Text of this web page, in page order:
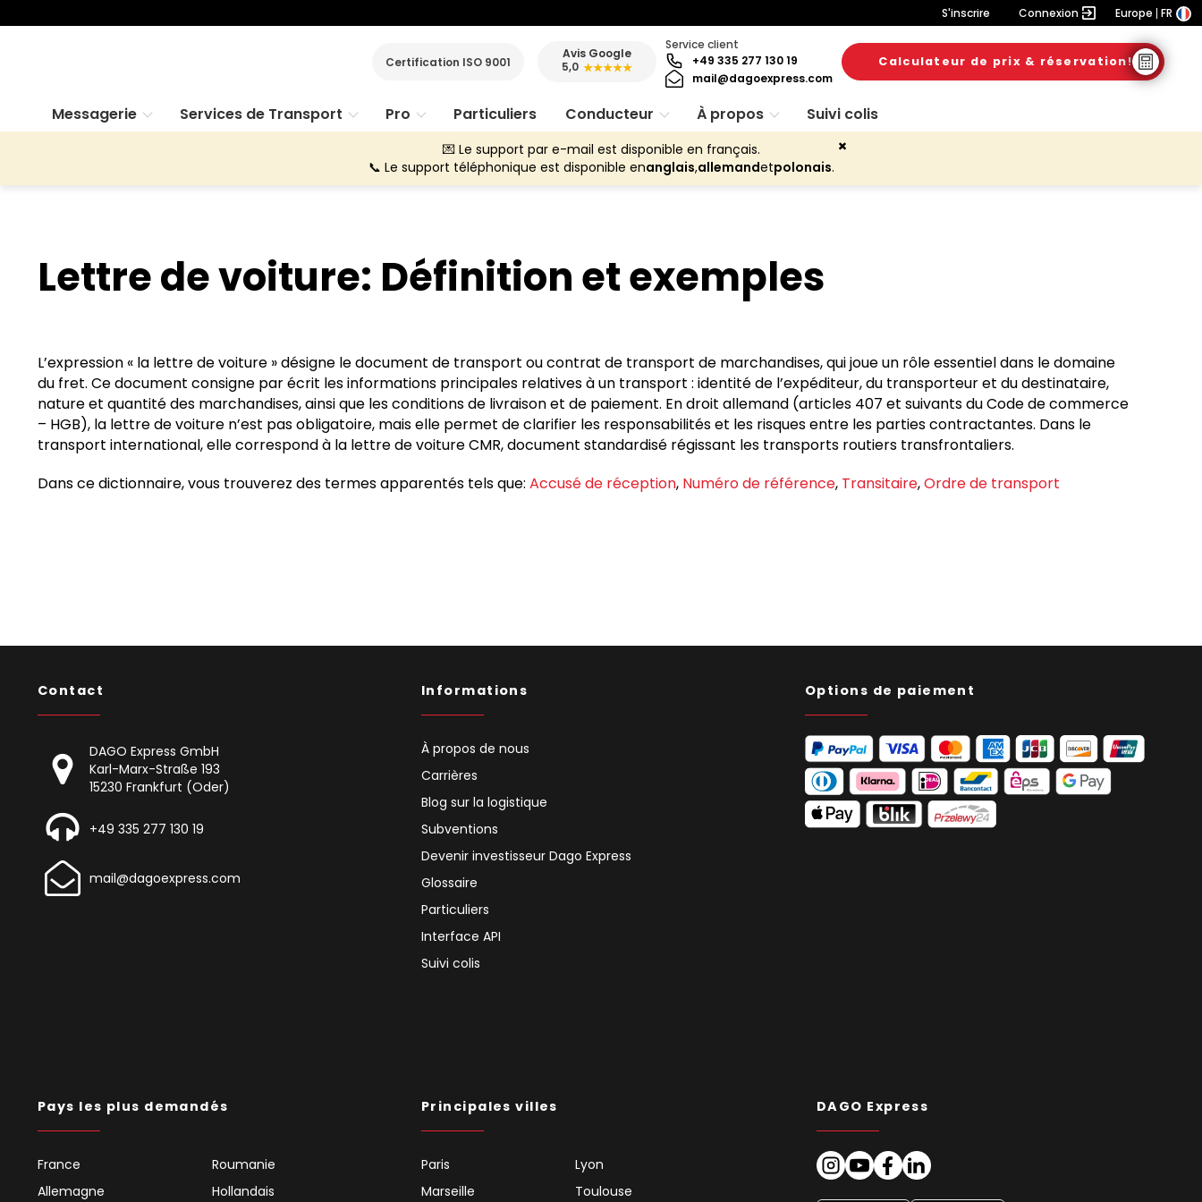
S'inscrire Connexion Europe FR
Certification ISO 9001
Avis Google
5,0 ★★★★★
Service client
+49 335 277 130 19
mail@dagoexpress.com
Calculateur de prix & réservation!
Messagerie Services de Transport Pro Particuliers Conducteur À propos Suivi colis
💌 Le support par e-mail est disponible en français.
📞 Le support téléphonique est disponible enanglais,allemandetpolonais.
Lettre de voiture: Définition et exemples
L’expression « la lettre de voiture » désigne le document de transport ou contrat de transport de marchandises, qui joue un rôle essentiel dans le domaine
du fret. Ce document consigne par écrit les informations principales relatives à un transport : identité de l’expéditeur, du transporteur et du destinataire,
nature et quantité des marchandises, ainsi que les conditions de livraison et de paiement. En droit allemand (articles 407 et suivants du Code de commerce
– HGB), la lettre de voiture n’est pas obligatoire, mais elle permet de clarifier les responsabilités et les risques entre les parties contractantes. Dans le
transport international, elle correspond à la lettre de voiture CMR, document standardisé régissant les transports routiers transfrontaliers.
Dans ce dictionnaire, vous trouverez des termes apparentés tels que: Accusé de réception, Numéro de référence, Transitaire,Ordre de transport
Contact
DAGO Express GmbH
Karl-Marx-Straße 193
15230 Frankfurt (Oder)
+49 335 277 130 19
mail@dagoexpress.com
Informations
À propos de nous
Carrières
Blog sur la logistique
Subventions
Devenir investisseur Dago Express
Glossaire
Particuliers
Interface API
Suivi colis
Options de paiement
Pays les plus demandés
France
Roumanie
Allemagne
Hollandais
Principales villes
Paris
Lyon
Marseille
Toulouse
DAGO Express